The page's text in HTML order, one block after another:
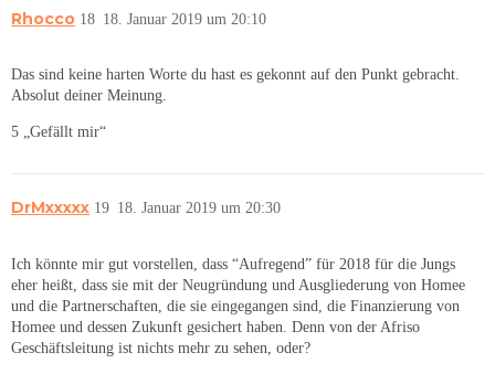
Rhocco 18. Januar 2019 um 20:10
18
Das sind keine harten Worte du hast es gekonnt auf den Punkt gebracht.
Absolut deiner Meinung.
5 „Gefällt mir“
DrMxxxxx 18. Januar 2019 um 20:30
19
Ich könnte mir gut vorstellen, dass “Aufregend” für 2018 für die Jungs
eher heißt, dass sie mit der Neugründung und Ausgliederung von Homee
und die Partnerschaften, die sie eingegangen sind, die Finanzierung von
Homee und dessen Zukunft gesichert haben. Denn von der Afriso
Geschäftsleitung ist nichts mehr zu sehen, oder?